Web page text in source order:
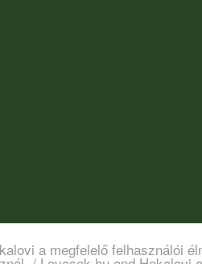
a megfelelő felhasználói